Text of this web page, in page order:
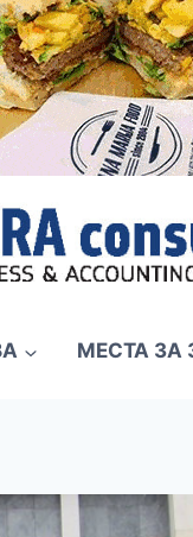
МЕСТА ЗА